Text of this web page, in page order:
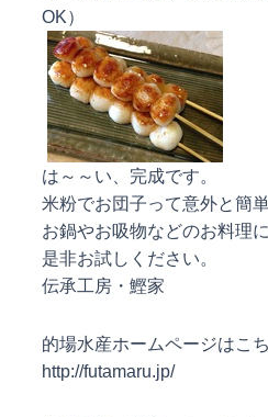
OK）
は～～い、完成です。
米粉でお団子って意外と簡単
お鍋やお吸物などのお料理
是非お試しください。
伝承工房・鰹家
的場水産ホームページはこち
http://futamaru.jp/